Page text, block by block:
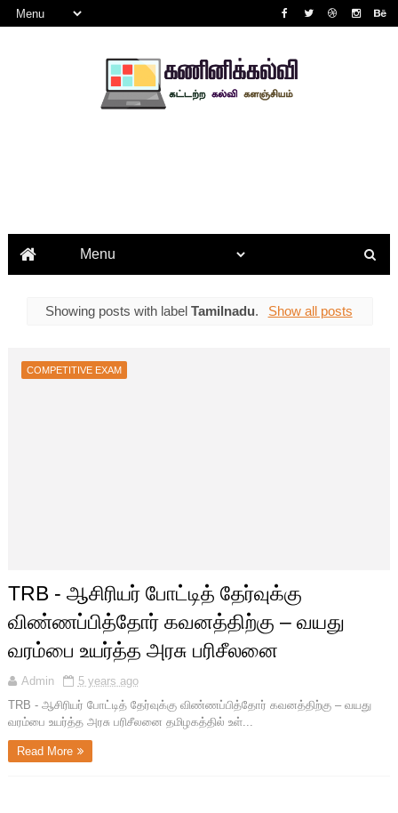
Showing posts with labelTamilnadu. Show all posts
COMPETITIVE EXAM
TRB - ஆசிரியர் போட்டித் தேர்வுக்கு
விண்ணப்பித்தோர் கவனத்திற்கு – வயது
வரம்பை உயர்த்த அரசு பரிசீலனை
Admin
5 years ago
TRB - ஆசிரியர் போட்டித் தேர்வுக்கு விண்ணப்பித்தோர் கவனத்திற்கு – வயது
வரம்பை உயர்த்த அரசு பரிசீலனை தமிழகத்தில் உள்...
Read More